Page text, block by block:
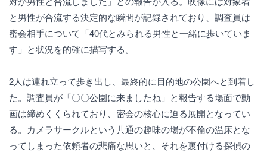
と男性が合流する決定的な瞬間が記録されており、調査員は
密会相手について「40代とみられる男性と一緒に歩いていま
す」と状況を的確に描写する。
2人は連れ立って歩き出し、最終的に目的地の公園へと到着し
た。調査員が「〇〇公園に来ましたね」と報告する場面で動
画は締めくくられており、密会の核心に迫る展開となってい
る。カメラサークルという共通の趣味の場が不倫の温床とな
ってしまった依頼者の悲痛な思いと、それを裏付ける探偵の